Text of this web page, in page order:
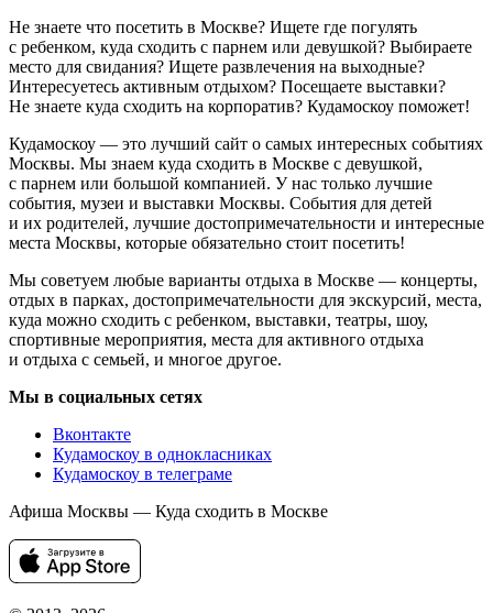
Не знаете что посетить в Москве? Ищете где погулять
с ребенком, куда сходить с парнем или девушкой? Выбираете
место для свидания? Ищете развлечения на выходные?
Интересуетесь активным отдыхом? Посещаете выставки?
Не знаете куда сходить на корпоратив? Кудамоскоу поможет!
Кудамоскоу — это лучший сайт о самых интересных событиях
Москвы. Мы знаем куда сходить в Москве с девушкой,
с парнем или большой компанией. У нас только лучшие
события, музеи и выставки Москвы. События для детей
и их родителей, лучшие достопримечательности и интересные
места Москвы, которые обязательно стоит посетить!
Мы советуем любые варианты отдыха в Москве — концерты,
отдых в парках, достопримечательности для экскурсий, места,
куда можно сходить с ребенком, выставки, театры, шоу,
спортивные мероприятия, места для активного отдыха
и отдыха с семьей, и многое другое.
Мы в социальных сетях
Вконтакте
Кудамоскоу в однокласниках
Кудамоскоу в телеграме
Афиша Москвы — Куда сходить в Москве